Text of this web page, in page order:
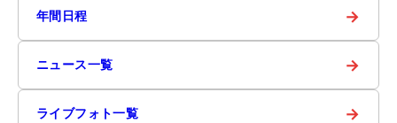
年間日程 →
ニュース一覧 →
ライブフォト一覧 →